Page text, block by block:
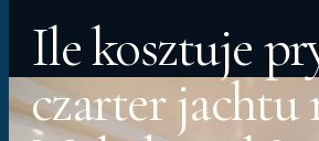
Ile kosztuje
czarter jachtu